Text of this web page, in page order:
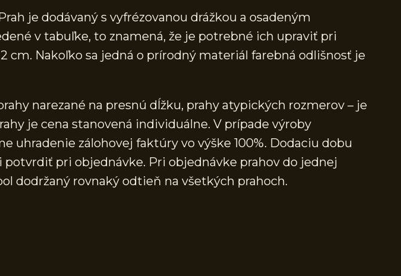
je dodávaný s vyfrézovanou drážkou a osadeným
v tabuľke, to znamená, že je potrebné ich upraviť pri
cm. Nakoľko sa jedná o prírodný materiál farebná odlišnosť je
narezané na presnú dĺžku, prahy atypických rozmerov – je
je cena stanovená individuálne. V prípade výroby
uhradenie zálohovej faktúry vo výške 100%. Dodaciu dobu
pri objednávke. Pri objednávke prahov do jednej
dodržaný rovnaký odtieň na všetkých prahoch.